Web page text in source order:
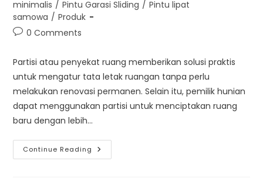
minimalis / Pintu Garasi Sliding / Pintu lipat
samowa / Produk
Post0 Comments
Partisi atau penyekat ruang memberikan solusi praktis
untuk mengatur tata letak ruangan tanpa perlu
melakukan renovasi permanen. Selain itu, pemilik hunian
dapat menggunakan partisi untuk menciptakan ruang
baru dengan lebih…
Continue Reading Partisi
Ruangan